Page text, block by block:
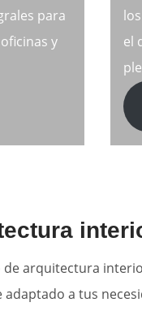
para
y
el
arquitectura
a tus